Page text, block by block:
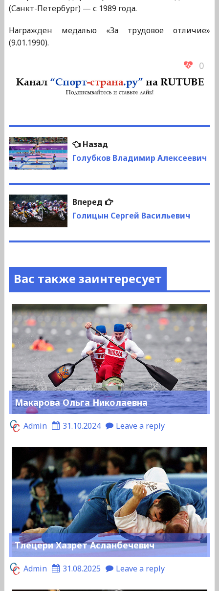
(Санкт-Петербург) — с 1989 года.
Награжден медалью «За трудовое отличие»
(9.01.1990).
0
Навигация
по
записям
НазадПредыдущая
запись:
Голубков Владимир Алексеевич
Вперед
Следующая
запись:
Голицын Сергей Васильевич
Вас также заинтересует
Макарова Ольга Николаевна
Admin 31.10.2024 Leave a reply
Тлецери Хазрет Асланбечевич
Admin 31.08.2025 Leave a reply